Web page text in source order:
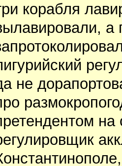
корабля
а
не
на